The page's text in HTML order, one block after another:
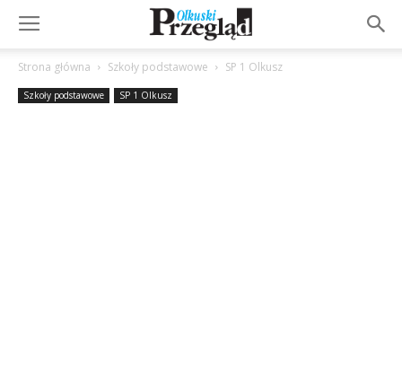
Strona główna Szkoły podstawowe SP 1 Olkusz
Szkoły podstawowe SP 1 Olkusz